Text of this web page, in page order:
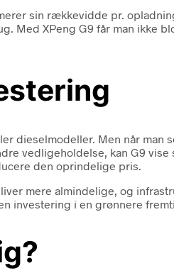
sin rækkevidde pr.
XPeng G9 får man ikke
dieselmodeller. Men når man
vedligeholdelse, kan G9
den oprindelige pris.
mere almindelige, og
investering i en grønnere